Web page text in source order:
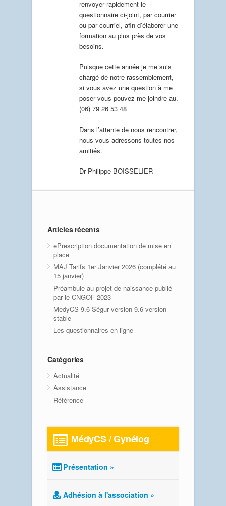
renvoyer rapidement le
questionnaire ci-joint, par courrier
ou par courriel, afin d’élaborer une
formation au plus près de vos
besoins.
Puisque cette année je me suis
chargé de notre rassemblement,
si vous avez une question à me
poser vous pouvez me joindre au.
(06) 79 26 53 48
Dans l’attente de nous rencontrer,
nous vous adressons toutes nos
amitiés.
Dr Philippe BOISSELIER
Articles récents
ePrescription documentation de mise en
place
MAJ Tarifs 1er Janvier 2026 (complété au
15 janvier)
Préambule au projet de naissance publié
par le CNGOF 2023
MedyCS 9.6 Ségur version 9.6 version
stable
Les questionnaires en ligne
Catégories
Actualité
Assistance
Référence
MédyCS / Gynélog
Présentation »
Adhésion à l'association »